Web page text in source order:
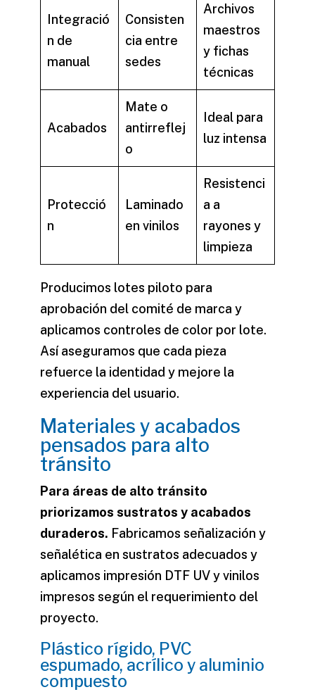
Integració
n de
manual
Consisten
cia entre
sedes
Archivos
maestros
y fichas
técnicas
Acabados
Mate o
antirreflej
o
Ideal para
luz intensa
Protecció
n
Laminado
en vinilos
Resistenci
a a
rayones y
limpieza
Producimos lotes piloto para
aprobación del comité de marca y
aplicamos controles de color por lote.
Así aseguramos que cada pieza
refuerce la identidad y mejore la
experiencia del usuario.
Materiales y acabados
pensados para alto
tránsito
Para áreas de alto tránsito
priorizamos sustratos y acabados
duraderos. Fabricamos señalización y
señalética en sustratos adecuados y
aplicamos impresión DTF UVyvinilos
impresos según el requerimiento del
proyecto.
Plástico rígido, PVC
espumado, acrílico y aluminio
compuesto